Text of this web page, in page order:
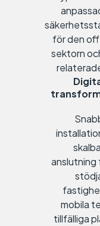
för den
sektorn
mobila
tillfälliga